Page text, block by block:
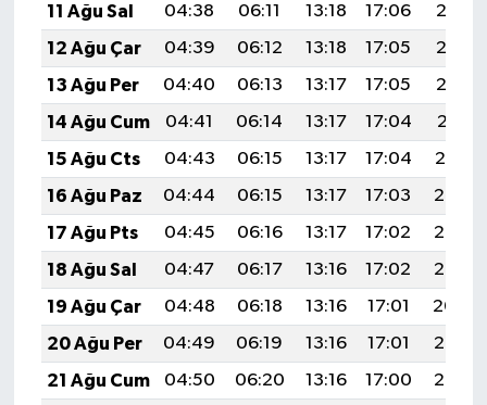
11 Ağu Sal
04:38 06:11 13:18 17:06
20:15
12 Ağu Çar
04:39 06:12 13:18 17:05
20:13
13 Ağu Per
04:40 06:13 13:17 17:05
20:12
14 Ağu Cum
04:41 06:14 13:17 17:04
20:11
15 Ağu Cts
04:43 06:15 13:17 17:04
20:10
16 Ağu Paz
04:44 06:15 13:17 17:03
20:08
17 Ağu Pts
04:45 06:16 13:17 17:02
20:07
18 Ağu Sal
04:47 06:17 13:16 17:02
20:06
19 Ağu Çar
04:48 06:18 13:16 17:01
20:04
20 Ağu Per
04:49 06:19 13:16 17:01
20:03
21 Ağu Cum
04:50 06:20 13:16 17:00
20:02